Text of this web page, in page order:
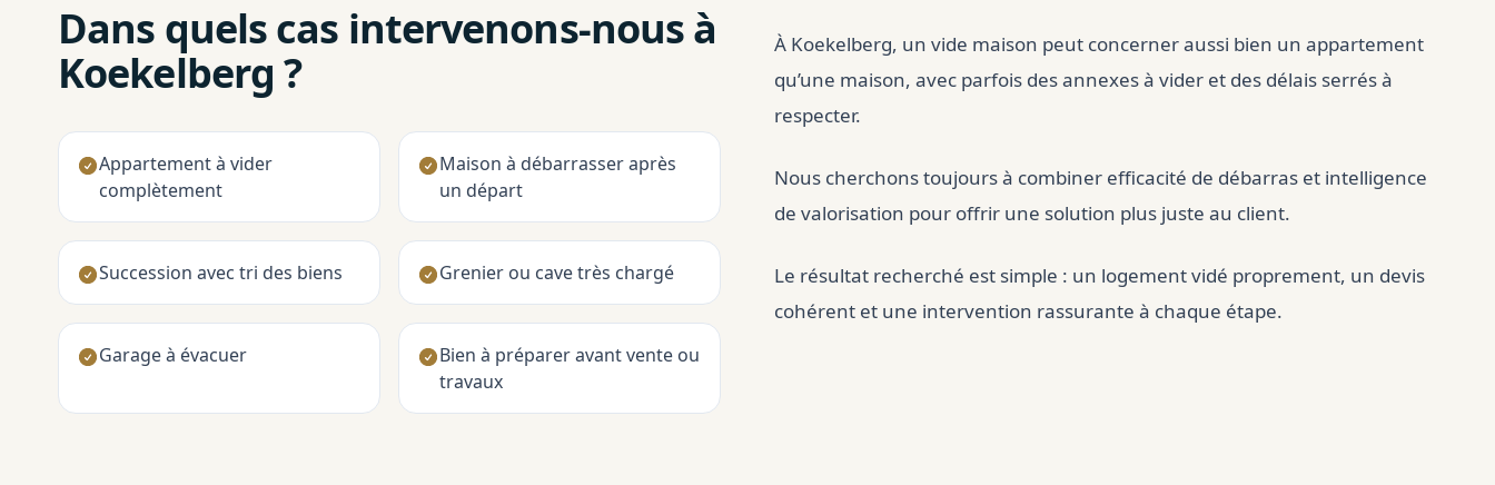
Dans quels cas intervenons-nous à
Koekelberg ?
Appartement à vider
complètement
Maison à débarrasser après
un départ
Succession avec tri des biens Grenier ou cave très chargé
Garage à évacuer
Bien à préparer avant vente ou
travaux
À Koekelberg, un vide maison peut concerner aussi bien un appartement
qu’une maison, avec parfois des annexes à vider et des délais serrés à
respecter.
Nous cherchons toujours à combiner efficacité de débarras et intelligence
de valorisation pour offrir une solution plus juste au client.
Le résultat recherché est simple : un logement vidé proprement, un devis
cohérent et une intervention rassurante à chaque étape.